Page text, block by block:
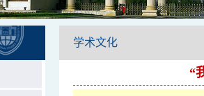
学术文化
“